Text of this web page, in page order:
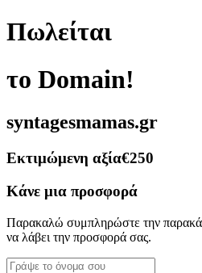
Πωλείται
το Domain!
syntagesmamas.gr
Εκτιμώμενη αξία€250
Κάνε μια προσφορά
Παρακαλώ συμπληρώστε την
να λάβει την προσφορά σας.